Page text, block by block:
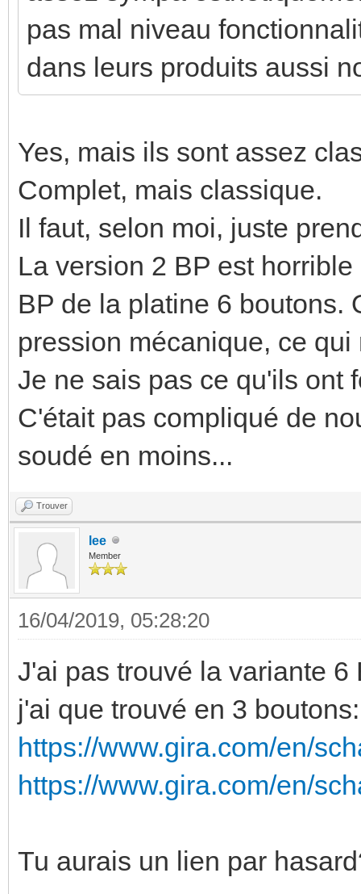
pas mal niveau
dans leurs produits aussi
Yes, mais ils sont assez
Complet, mais classique.
Il faut, selon moi, juste
La version 2 BP est
BP de la platine 6 boutons.
pression mécanique, ce
Je ne sais pas ce qu'ils ont
C'était pas compliqué de
soudé en moins...
Trouver
lee
Member
16/04/2019, 05:28:20
J'ai pas trouvé la variante
j'ai que trouvé en 3 boutons:
https://www.gira.com/en/
https://www.gira.com/en/
Tu aurais un lien par